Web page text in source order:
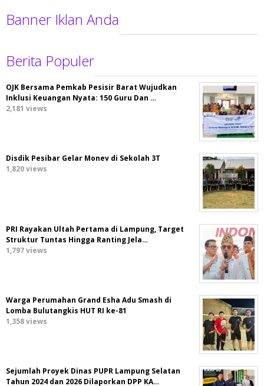
Banner Iklan Anda
Berita Populer
OJK Bersama Pemkab Pesisir Barat Wujudkan
Inklusi Keuangan Nyata: 150 Guru Dan …
2,181 views
Disdik Pesibar Gelar Monev di Sekolah 3T
1,820 views
PRI Rayakan Ultah Pertama di Lampung, Target
Struktur Tuntas Hingga Ranting Jela…
1,797 views
Warga Perumahan Grand Esha Adu Smash di
Lomba Bulutangkis HUT RI ke-81
1,358 views
Sejumlah Proyek Dinas PUPR Lampung Selatan
Tahun 2024 dan 2026 Dilaporkan DPP KA…